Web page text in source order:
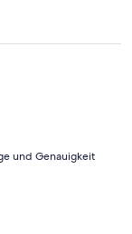
get away from tv
und Genauigkeit